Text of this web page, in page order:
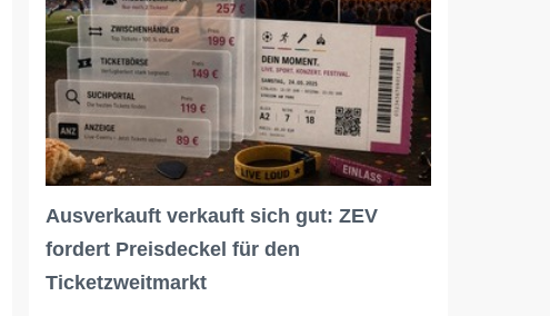
Ausverkauft verkauft sich gut: ZEV
fordert Preisdeckel für den
Ticketzweitmarkt